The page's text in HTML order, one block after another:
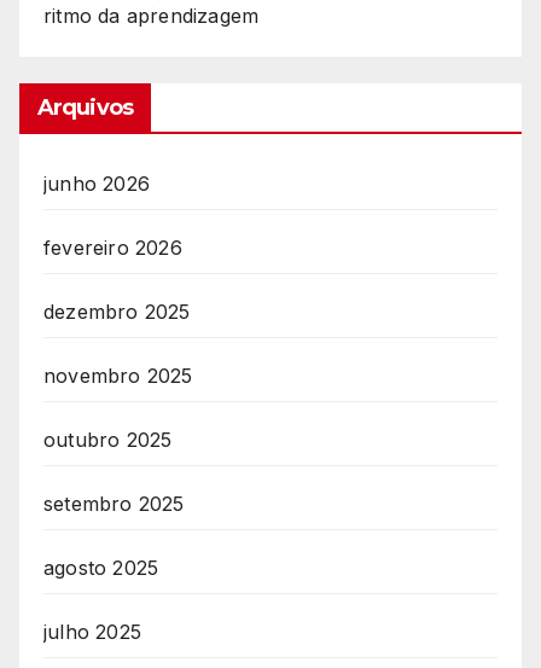
ritmo da aprendizagem
Arquivos
junho 2026
fevereiro 2026
dezembro 2025
novembro 2025
outubro 2025
setembro 2025
agosto 2025
julho 2025